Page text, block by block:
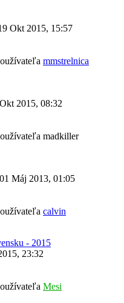
Okt 2015, 15:57
mmstrelnica
2015, 08:32
madkiller
01 Máj 2013, 01:05
calvin
- 2015
23:32
Mesi